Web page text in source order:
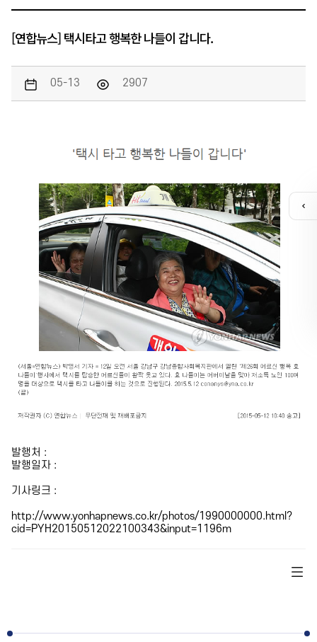
[연합뉴스] 택시타고 행복한 나들이 갑니다.
05-13 2907
발행처 :
발행일자 :
기사링크 :
http://www.yonhapnews.co.kr/photos/1990000000.html?
cid=PYH20150512022100343&input=1196m
퀵
메
카톡채널